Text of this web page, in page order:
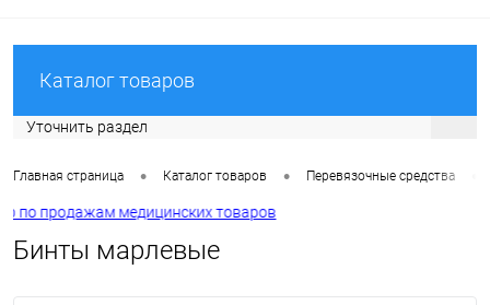
Каталог товаров
Уточнить раздел
Главная страница • Каталог товаров • Перевязочные средства
по продажам медицинских товаров
Бинты марлевые